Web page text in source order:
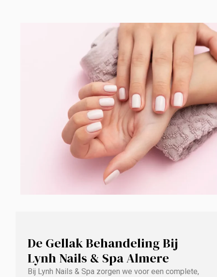
De Gellak Behandeling Bij
Lynh Nails & Spa Almere
Bij Lynh Nails & Spa zorgen we voor een complete,